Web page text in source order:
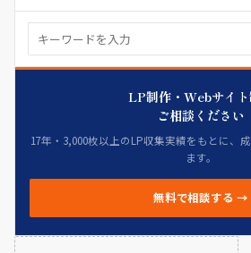
LP制作・Webサイ
ご相談ください
17年・3,000枚以上のLP収集実績をもとに、
ます。
無料で相談する →